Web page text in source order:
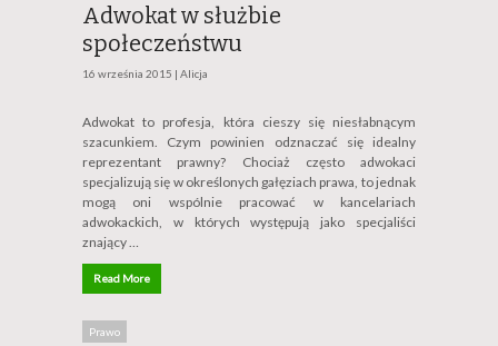
Adwokat w służbie
społeczeństwu
16 września 2015 | Alicja
Adwokat to profesja, która cieszy się niesłabnącym
szacunkiem. Czym powinien odznaczać się idealny
reprezentant prawny? Chociaż często adwokaci
specjalizują się w określonych gałęziach prawa, to jednak
mogą oni wspólnie pracować w kancelariach
adwokackich, w których występują jako specjaliści
znający …
Read More
Prawo